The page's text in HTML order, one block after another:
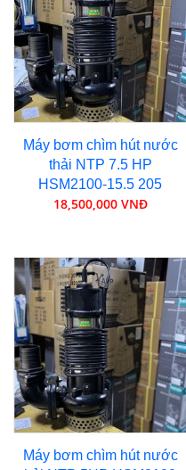
Máy bơm chìm hút nước
thải NTP 7.5 HP
HSM2100-15.5 205
18,500,000 VNĐ
Máy bơm chìm hút nước